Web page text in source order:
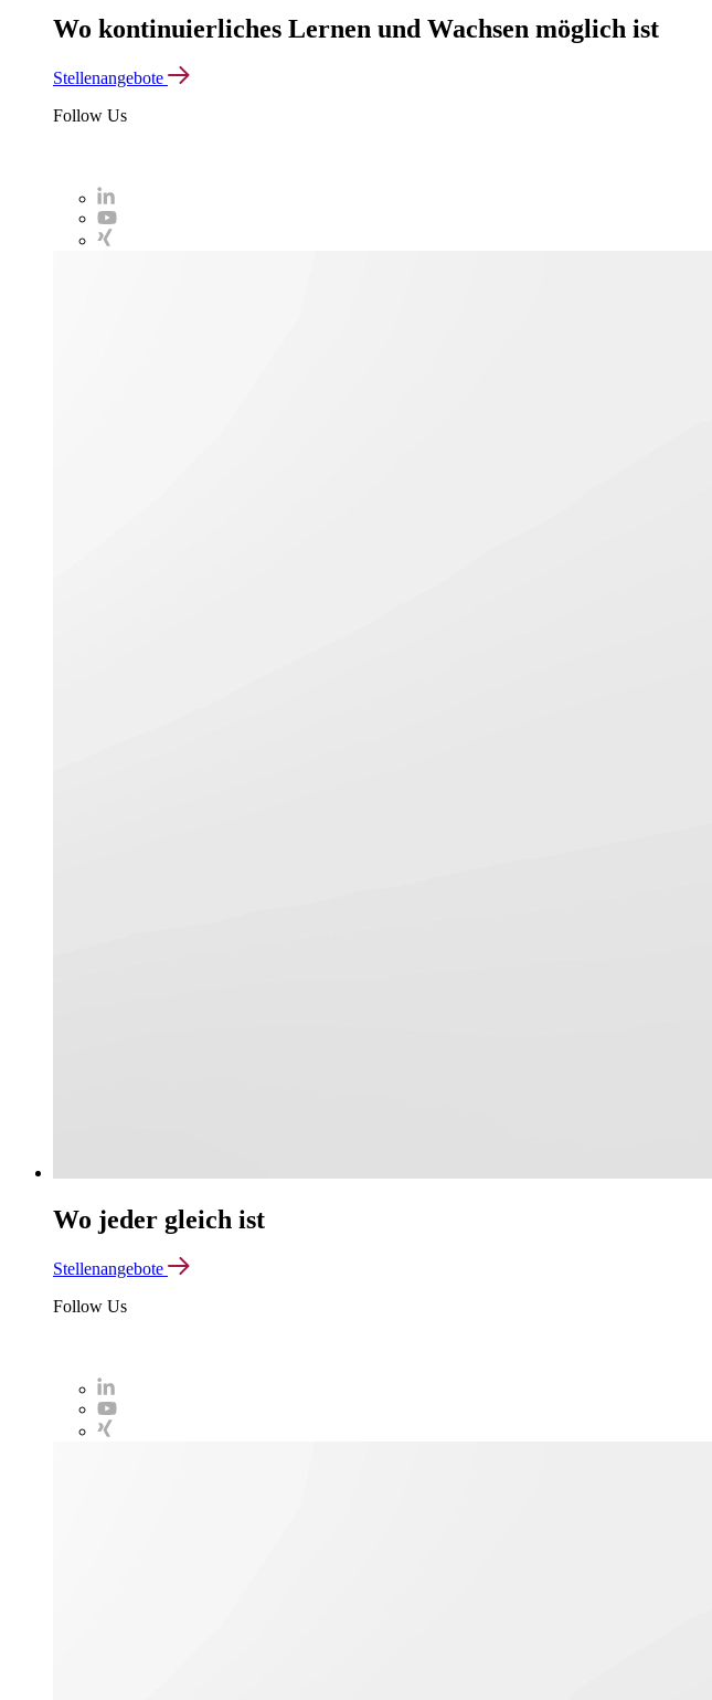
Wo kontinuierliches Lernen und Wachsen möglich ist
Stellenangebote
Follow Us
Wo jeder gleich ist
Stellenangebote
Follow Us